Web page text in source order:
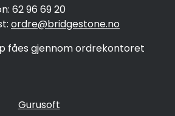
62 96 69 20
ordre@bridgestone.no
fåes gjennom ordrekontoret
Gurusoft